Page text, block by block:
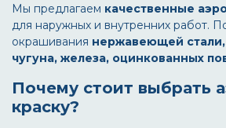
Мы предлагаем качественные
для наружных и внутренних работ.
окрашивания нержавеющей
чугуна, железа, оцинкованных
Почему стоит выбрать
краску?